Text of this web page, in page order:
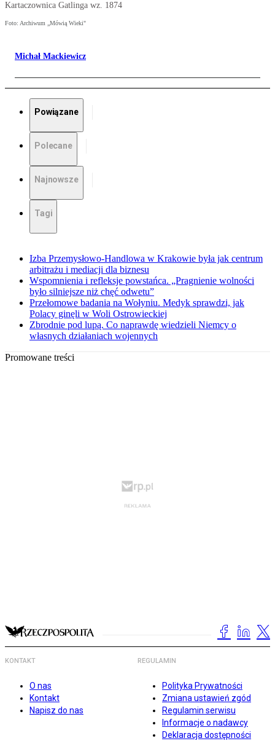
Kartaczownica Gatlinga wz. 1874
Foto: Archiwum „Mówią Wieki"
Michał Mackiewicz
Powiązane
Polecane
Najnowsze
Tagi
Izba Przemysłowo-Handlowa w Krakowie była jak centrum
arbitrażu i mediacji dla biznesu
Wspomnienia i refleksje powstańca. „Pragnienie wolności
było silniejsze niż chęć odwetu”
Przełomowe badania na Wołyniu. Medyk sprawdzi, jak
Polacy ginęli w Woli Ostrowieckiej
Zbrodnie pod lupą. Co naprawdę wiedzieli Niemcy o
własnych działaniach wojennych
Promowane treści
KONTAKT
O nas
Kontakt
Napisz do nas
REGULAMIN
Polityka Prywatności
Zmiana ustawień zgód
Regulamin serwisu
Informacje o nadawcy
Deklaracja dostępności